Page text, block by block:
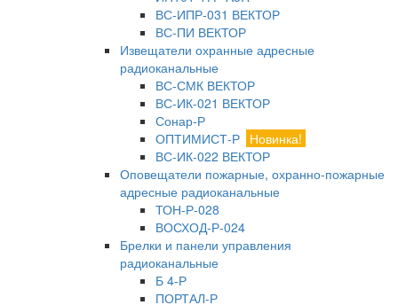
ВС-ИПР-031 ВЕКТОР
ВС-ПИ ВЕКТОР
Извещатели охранные адресные
радиоканальные
ВС-СМК ВЕКТОР
ВС-ИК-021 ВЕКТОР
Сонар-Р
ОПТИМИСТ-Р Новинка!
ВС-ИК-022 ВЕКТОР
Оповещатели пожарные, охранно-пожарные
адресные радиоканальные
ТОН-Р-028
ВОСХОД-Р-024
Брелки и панели управления
радиоканальные
Б 4-Р
ПОРТАЛ-Р